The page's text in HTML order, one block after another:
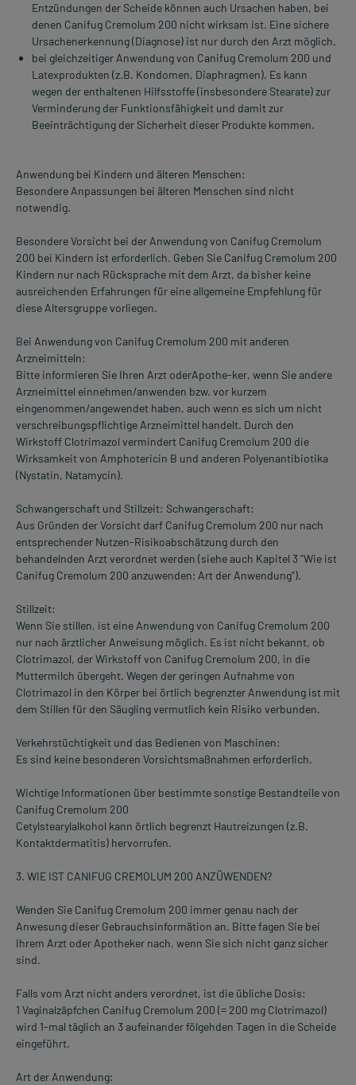
Entzündungen der Scheide können auch Ursachen haben, bei
denen Canifug Cremolum 200 nicht wirksam ist. Eine sichere
Ursachenerkennung (Diagnose) ist nur durch den Arzt möglich.
bei gleichzeitiger Anwendung von Canifug Cremolum 200 und
Latexprodukten (z.B. Kondomen, Diaphragmen). Es kann
wegen der enthaltenen Hilfsstoffe (insbesondere Stearate) zur
Verminderung der Funktionsfähigkeit und damit zur
Beeinträchtigung der Sicherheit dieser Produkte kommen.
Anwendung bei Kindern und älteren Menschen:
Besondere Anpassungen bei älteren Menschen sind nicht
notwendig.
Besondere Vorsicht bei der Anwendung von Canifug Cremolum
200 bei Kindern ist erforderlich. Geben Sie Canifug Cremolum 200
Kindern nur nach Rücksprache mit dem Arzt, da bisher keine
ausreichenden Erfahrungen für eine allgemeine Empfehlung für
diese Altersgruppe vorliegen.
Bei Anwendung von Canifug Cremolum 200 mit anderen
Arzneimitteln:
Bitte informieren Sie Ihren Arzt oderApothe-ker, wenn Sie andere
Arzneimittel einnehmen/anwenden bzw. vor kurzem
eingenommen/angewendet haben, auch wenn es sich um nicht
verschreibungspflichtige Arzneimittel handelt. Durch den
Wirkstoff Clotrimazol vermindert Canifug Cremolum 200 die
Wirksamkeit von Amphotericin B und anderen Polyenantibiotika
(Nystatin, Natamycin).
Schwangerschaft und Stillzeit: Schwangerschaft:
Aus Gründen der Vorsicht darf Canifug Cremolum 200 nur nach
entsprechender Nutzen-Risikoabschätzung durch den
behandelnden Arzt verordnet werden (siehe auch Kapitel 3 "Wie ist
Canifug Cremolum 200 anzuwenden; Art der Anwendung").
Stillzeit:
Wenn Sie stillen, ist eine Anwendung von Canifug Cremolum 200
nur nach ärztlicher Anweisung möglich. Es ist nicht bekannt, ob
Clotrimazol, der Wirkstoff von Canifug Cremolum 200, in die
Muttermilch übergeht. Wegen der geringen Aufnahme von
Clotrimazol in den Körper bei örtlich begrenzter Anwendung ist mit
dem Stillen für den Säugling vermutlich kein Risiko verbunden.
Verkehrstüchtigkeit und das Bedienen von Maschinen:
Es sind keine besonderen Vorsichtsmaßnahmen erforderlich.
Wichtige Informationen über bestimmte sonstige Bestandteile von
Canifug Cremolum 200
Cetylstearylalkohol kann örtlich begrenzt Hautreizungen (z.B.
Kontaktdermatitis) hervorrufen.
3. WIE IST CANIFUG CREMOLUM 200 ANZÜWENDEN?
Wenden Sie Canifug Cremolum 200 immer genau nach der
Anwesung dieser Gebrauchsinformätion an. Bitte fagen Sie bei
Ihrem Arzt oder Apotheker nach, wenn Sie sich nicht ganz sicher
sind.
Falls vom Arzt nicht anders verordnet, ist die übliche Dosis:
1 Vaginalzäpfchen Canifug Cremolum 200 (= 200 mg Clotrimazol)
wird 1-mal täglich an 3 aufeinander fölgehden Tagen in die Scheide
eingeführt.
Art der Anwendung: